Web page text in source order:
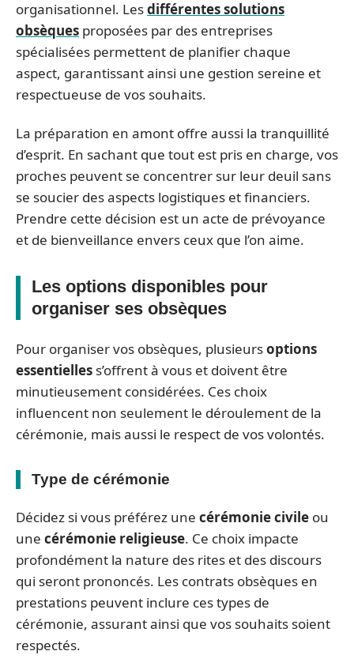
organisationnel. Lesdifférentes solutions
obsèques proposées par des entreprises
spécialisées permettent de planifier chaque
aspect, garantissant ainsi une gestion sereine et
respectueuse de vos souhaits.
La préparation en amont offre aussi la tranquillité
d’esprit. En sachant que tout est pris en charge, vos
proches peuvent se concentrer sur leur deuil sans
se soucier des aspects logistiques et financiers.
Prendre cette décision est un acte de prévoyance
et de bienveillance envers ceux que l’on aime.
Les options disponibles pour
organiser ses obsèques
Pour organiser vos obsèques, plusieursoptions
essentielles s’offrent à vous et doivent être
minutieusement considérées. Ces choix
influencent non seulement le déroulement de la
cérémonie, mais aussi le respect de vos volontés.
Type de cérémonie
Décidez si vous préférez une cérémonie civile ou
une cérémonie religieuse. Ce choix impacte
profondément la nature des rites et des discours
qui seront prononcés. Les contrats obsèques en
prestations peuvent inclure ces types de
cérémonie, assurant ainsi que vos souhaits soient
respectés.